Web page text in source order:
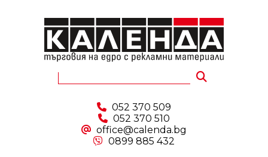
052 370 509
052 370 510
office@calenda.bg
0899 885 432